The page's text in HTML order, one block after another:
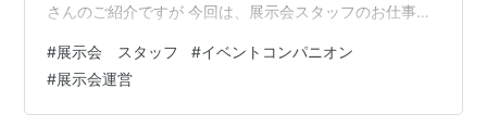
さんのご紹介ですが 今回は、展示会スタッフのお仕事に
スタッフとは、企業や団体が開催する展示会やイベント
で、 来場者の対応や案内を行う人のことです。 展示会ス
タッフの仕事は、様々な業界やテーマの展示会に参加で
#展示会 スタッフ #イベントコンパニオン
#展示会運営